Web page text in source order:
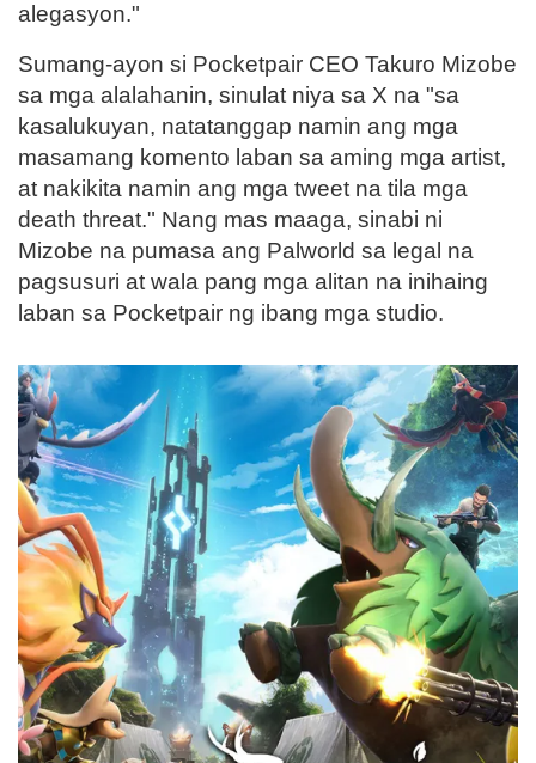
alegasyon."
Sumang-ayon si Pocketpair CEO Takuro Mizobe
sa mga alalahanin, sinulat niya sa X na "sa
kasalukuyan, natatanggap namin ang mga
masamang komento laban sa aming mga artist,
at nakikita namin ang mga tweet na tila mga
death threat." Nang mas maaga, sinabi ni
Mizobe na pumasa ang Palworld sa legal na
pagsusuri at wala pang mga alitan na inihaing
laban sa Pocketpair ng ibang mga studio.